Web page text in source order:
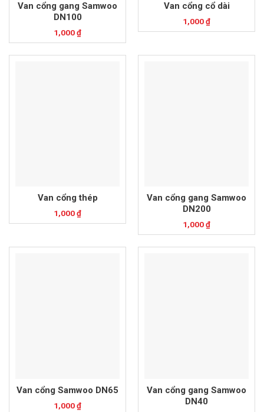
Van cổng gang Samwoo
DN100
1,000₫
Van cổng cổ dài
1,000₫
Van cổng thép
1,000₫
Van cổng gang Samwoo
DN200
1,000₫
Van cổng Samwoo DN65
1,000₫
Van cổng gang Samwoo
DN40